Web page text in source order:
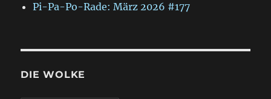
Pi-Pa-Po-Rade: März 2026 #177
DIE WOLKE